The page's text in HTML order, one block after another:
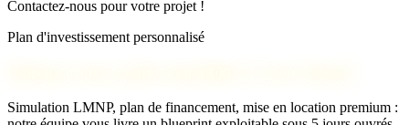
Contactez-nous pour votre projet !
Plan d'investissement personnalisé
Simulation LMNP, plan de financement, mise en location premium :